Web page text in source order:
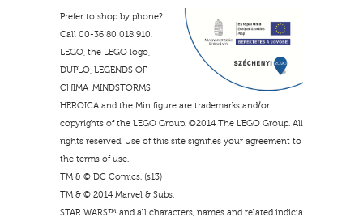
Prefer to shop by phone?
Call 00-36 80 018 910.
LEGO, the LEGO logo,
DUPLO, LEGENDS OF
CHIMA, MINDSTORMS,
HEROICA and the Minifigure are trademarks and/or
copyrights of the LEGO Group. ©2014 The LEGO Group. All
rights reserved. Use of this site signifies your agreement to
the terms of use.
TM & © DC Comics. (s13)
TM & © 2014 Marvel & Subs.
STAR WARS™ and all characters, names and related indicia